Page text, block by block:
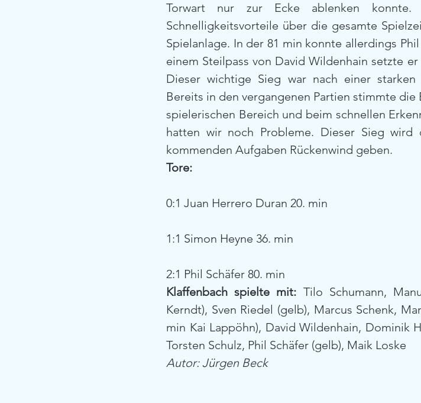
Torwart nur zur Ecke ablenken
Schnelligkeitsvorteile über die gesamte
Spielanlage. In der 81 min konnte allerdings
einem Steilpass von David Wildenhain setzte
Dieser wichtige Sieg war nach einer starken
Bereits in den vergangenen Partien stimmte
spielerischen Bereich und beim schnellen
hatten wir noch Probleme. Dieser Sieg wird
kommenden Aufgaben Rückenwind geben.
Tore:
0:1 Juan Herrero Duran 20. min
1:1 Simon Heyne 36. min
2:1 Phil Schäfer 80. min
Klaffenbach spielte mit: Tilo Schumann,
Kerndt), Sven Riedel (gelb), Marcus Schenk,
min Kai Lappöhn), David Wildenhain, Dominik
Torsten Schulz, Phil Schäfer (gelb), Maik Loske
Autor: Jürgen Beck